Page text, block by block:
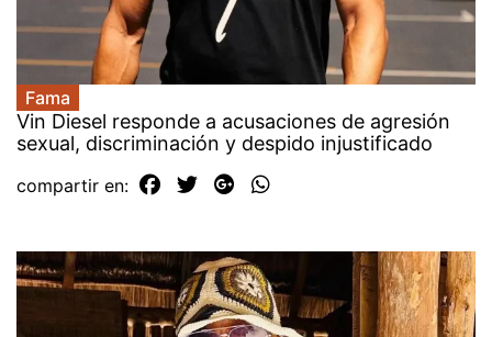
Fama
Vin Diesel responde a acusaciones de agresión
sexual, discriminación y despido injustificado
compartir en: